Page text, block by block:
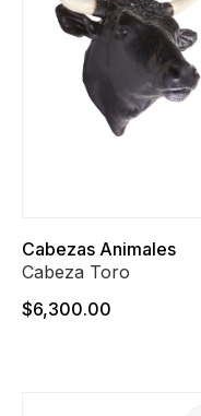
Cabezas Animales
Cabeza Toro
$6,300.00